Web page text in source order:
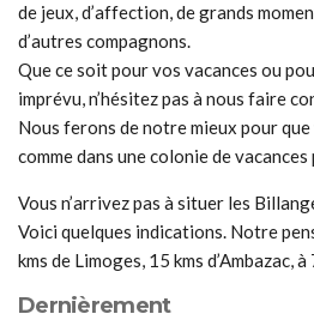
de jeux, d’affection, de grands
d’autres compagnons.
Que ce soit pour vos vacances ou
imprévu, n’hésitez pas à nous faire
Nous ferons de notre mieux pour
comme dans une colonie de
Vous n’arrivez pas à situer les
Voici quelques indications. Notre
kms de Limoges, 15 kms d’Ambazac,
Dernièrement